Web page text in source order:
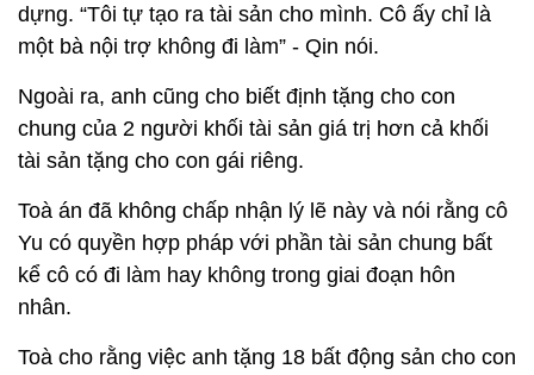
dựng. “Tôi tự tạo ra tài sản cho mình. Cô ấy chỉ là
một bà nội trợ không đi làm” - Qin nói.
Ngoài ra, anh cũng cho biết định tặng cho con
chung của 2 người khối tài sản giá trị hơn cả khối
tài sản tặng cho con gái riêng.
Toà án đã không chấp nhận lý lẽ này và nói rằng cô
Yu có quyền hợp pháp với phần tài sản chung bất
kể cô có đi làm hay không trong giai đoạn hôn
nhân.
Toà cho rằng việc anh tặng 18 bất động sản cho con